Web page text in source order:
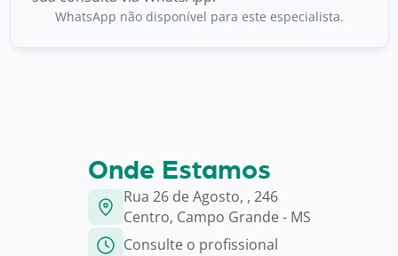
WhatsApp não disponível para este especialista.
Onde Estamos
Rua 26 de Agosto, , 246
Centro, Campo Grande - MS
Consulte o profissional